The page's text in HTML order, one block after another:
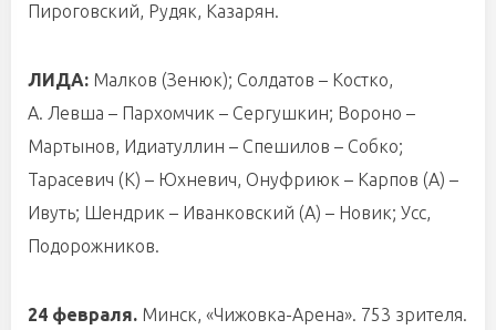
Пироговский, Рудяк, Казарян.
ЛИДА: Малков (Зенюк); Солдатов – Костко,
А. Левша – Пархомчик – Сергушкин; Вороно –
Мартынов, Идиатуллин – Спешилов – Собко;
Тарасевич (К) – Юхневич, Онуфриюк – Карпов (А) –
Ивуть; Шендрик – Иванковский (А) – Новик; Усс,
Подорожников.
24 февраля. Минск, «Чижовка-Арена». 753 зрителя.